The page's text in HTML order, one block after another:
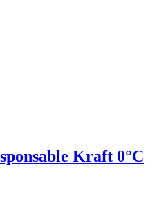
Kraft 0°C